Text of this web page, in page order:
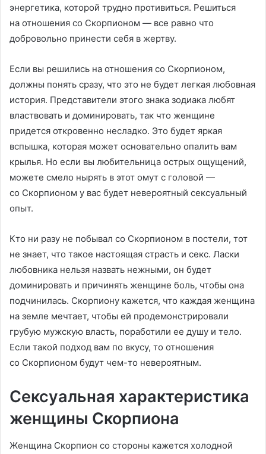
энергетика, которой трудно противиться. Решиться
на отношения со Скорпионом — все равно что
добровольно принести себя в жертву.
Если вы решились на отношения со Скорпионом,
должны понять сразу, что это не будет легкая любовная
история. Представители этого знака зодиака любят
властвовать и доминировать, так что женщине
придется откровенно несладко. Это будет яркая
вспышка, которая может основательно опалить вам
крылья. Но если вы любительница острых ощущений,
можете смело нырять в этот омут с головой —
со Скорпионом у вас будет невероятный сексуальный
опыт.
Кто ни разу не побывал со Скорпионом в постели, тот
не знает, что такое настоящая страсть и секс. Ласки
любовника нельзя назвать нежными, он будет
доминировать и причинять женщине боль, чтобы она
подчинилась. Скорпиону кажется, что каждая женщина
на земле мечтает, чтобы ей продемонстрировали
грубую мужскую власть, поработили ее душу и тело.
Если такой подход вам по вкусу, то отношения
со Скорпионом будут чем-то невероятным.
Сексуальная характеристика
женщины Скорпиона
Женщина Скорпион со стороны кажется холодной